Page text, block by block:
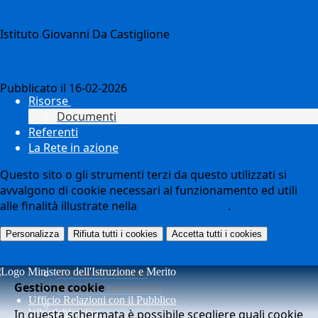
Risorse
Documenti
Referenti
La Rete in azione
Ultime della Rete
Iniziative territoriali
Azioni per la Rete
Istituto Giovanni Da Castiglione
Pubblicato il 16-02-2026
Questo sito o gli strumenti terzi da questo utilizzati si
avvalgono di cookie necessari al funzionamento ed utili
alle finalità illustrate nella
.
Personalizza Rifiuta tutti i cookies Accetta tutti i cookies
Gestione cookie
In questa schermata è possibile scegliere quali cookie
Ufficio Relazioni con il Pubblico
Whistleblowing